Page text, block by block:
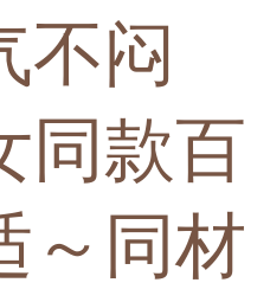
不闷
同款百
～同材